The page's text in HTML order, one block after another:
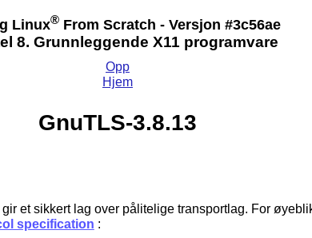
Linux® From Scratch - Versjon #3c56ae
8. Grunnleggende X11 programvare
Opp
Hjem
GnuTLS-3.8.13
et sikkert lag over pålitelige transportlag. For
specification :